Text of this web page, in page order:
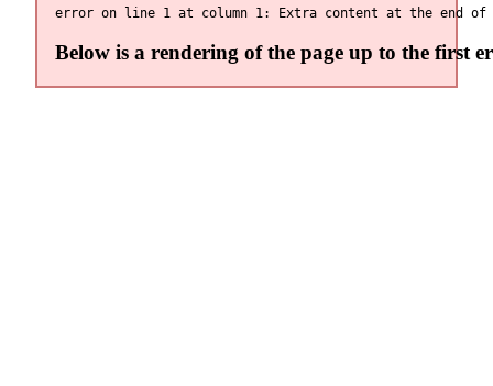
Below is a rendering of the page up to the first